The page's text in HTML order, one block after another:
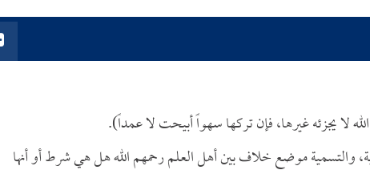
لا يجزئه غيرها، فإن تركها سهواً أبيحت لا عمداً).
والتسمية موضع خلاف بين أهل العلم رحمهم الله هل هي شرط أو أنها